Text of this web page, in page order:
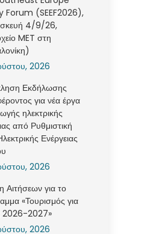
Forum (SEEF2026),
4/9/26,
MET στη
2026
Εκδήλωσης
για νέα έργα
ηλεκτρικής
από Ρυθμιστική
Ενέργειας
2026
Αιτήσεων για το
«Τουρισμός για
2026-2027»
2026